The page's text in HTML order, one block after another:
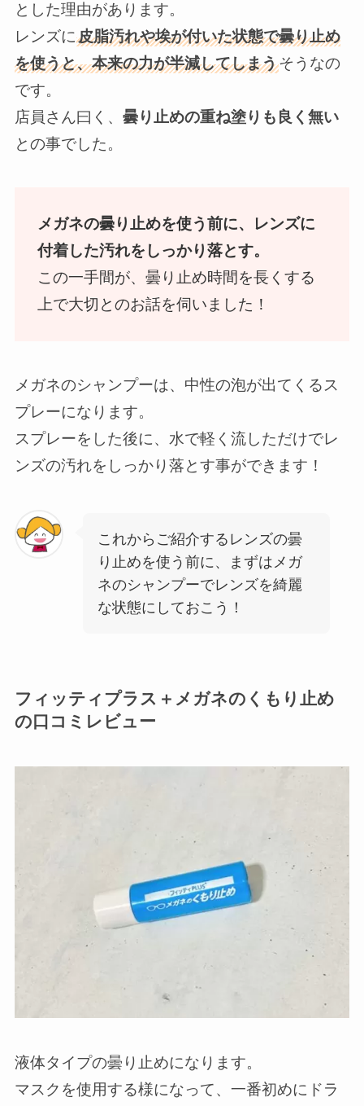
とした理由があります。
レンズに皮脂汚れや埃が付いた状態で曇り止め
を使うと、本来の力が半減してしまうそうなの
です。
店員さん曰く、 曇り止めの重ね塗りも良く無い
との事でした。
メガネの曇り止めを使う前に、レンズに
付着した汚れをしっかり落とす。
この一手間が、曇り止め時間を長くする
上で大切とのお話を伺いました！
メガネのシャンプーは、中性の泡が出てくるス
プレーになります。
スプレーをした後に、水で軽く流しただけでレ
ンズの汚れをしっかり落とす事ができます！
これからご紹介するレンズの曇
り止めを使う前に、まずはメガ
ネのシャンプーでレンズを綺麗
な状態にしておこう！
フィッティプラス＋メガネのくもり止め
の口コミレビュー
液体タイプの曇り止めになります。
マスクを使用する様になって、一番初めにドラ